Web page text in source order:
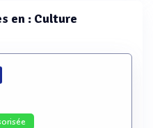
en : Culture